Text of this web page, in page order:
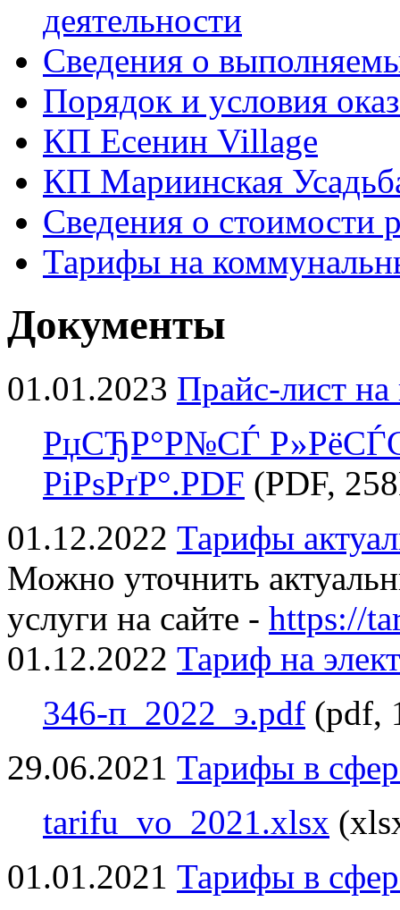
деятельности
Сведения о
Порядок и условия
КП Есенин Village
КП Мариинская
Сведения о стоимости
Тарифы на
Документы
01.01.2023 Прайс-лист на
РџСЂР°Р№СЃ
РіРѕРґР°.PDF (PDF,
01.12.2022 Тарифы
Можно уточнить
услуги на сайте - https://
01.12.2022 Тариф на
346-п_2022_э.pdf (pdf,
29.06.2021 Тарифы в
tarifu_vo_2021.xlsx
01.01.2021 Тарифы в